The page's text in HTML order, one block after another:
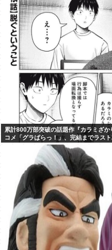
累計800万部突破の話題作『カラミざ
コメ「グラぱらっ！」、完結までラスト